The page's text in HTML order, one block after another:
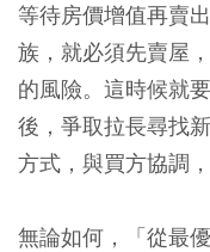
等待房價增值再賣
族，就必須先賣屋
的風險。這時候就
後，爭取拉長尋找
方式，與買方協調
無論如何，「從最